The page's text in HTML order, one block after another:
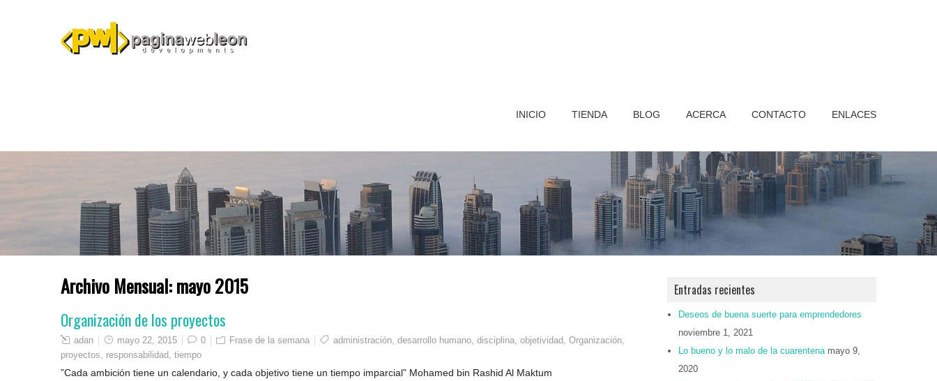
INICIO TIENDA BLOG ACERCA CONTACTO ENLACES
Archivo Mensual:mayo 2015
Organización de los proyectos
adan mayo 22, 2015 0 Frase de la semana administración, desarrollo humano, disciplina, objetividad, Organización,
proyectos, responsabilidad, tiempo
”Cada ambición tiene un calendario, y cada objetivo tiene un tiempo imparcial” Mohamed bin Rashid Al Maktum
Entradas recientes
Deseos de buena suerte para emprendedores
noviembre 1, 2021
Lo bueno y lo malo de la cuarentena mayo 9,
2020